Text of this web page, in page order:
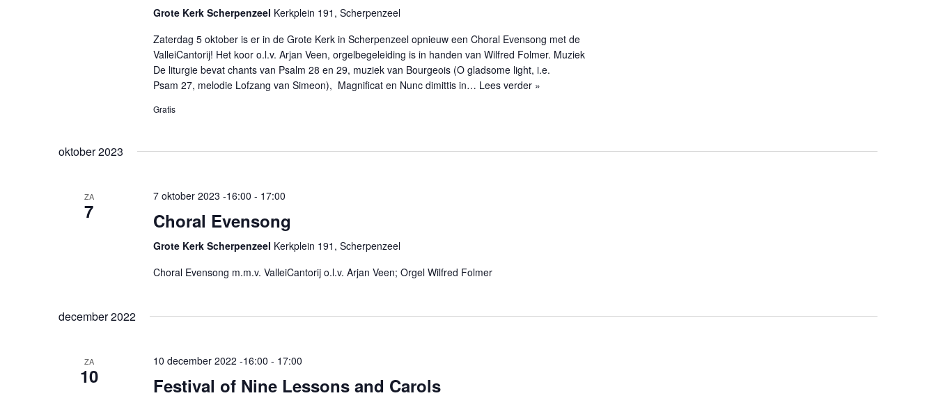
Grote Kerk Scherpenzeel Kerkplein 191, Scherpenzeel
Zaterdag 5 oktober is er in de Grote Kerk in Scherpenzeel opnieuw een Choral Evensong met de
ValleiCantorij! Het koor o.l.v. Arjan Veen, orgelbegeleiding is in handen van Wilfred Folmer. Muziek
De liturgie bevat chants van Psalm 28 en 29, muziek van Bourgeois (O gladsome light, i.e.
Psam 27, melodie Lofzang van Simeon), Magnificat en Nunc dimittis in… Lees verder »
Gratis
oktober 2023
ZA
7
7 oktober 2023 -16:00 - 17:00
Choral Evensong
Grote Kerk Scherpenzeel Kerkplein 191, Scherpenzeel
Choral Evensong m.m.v. ValleiCantorij o.l.v. Arjan Veen; Orgel Wilfred Folmer
december 2022
ZA
10
10 december 2022 -16:00 - 17:00
Festival of Nine Lessons and Carols